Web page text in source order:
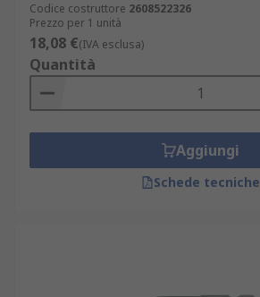
Codice costruttore 2608522326
Prezzo per 1 unità
18,08 €(IVA esclusa)
Quantità
Aggiungi
Schede tecniche